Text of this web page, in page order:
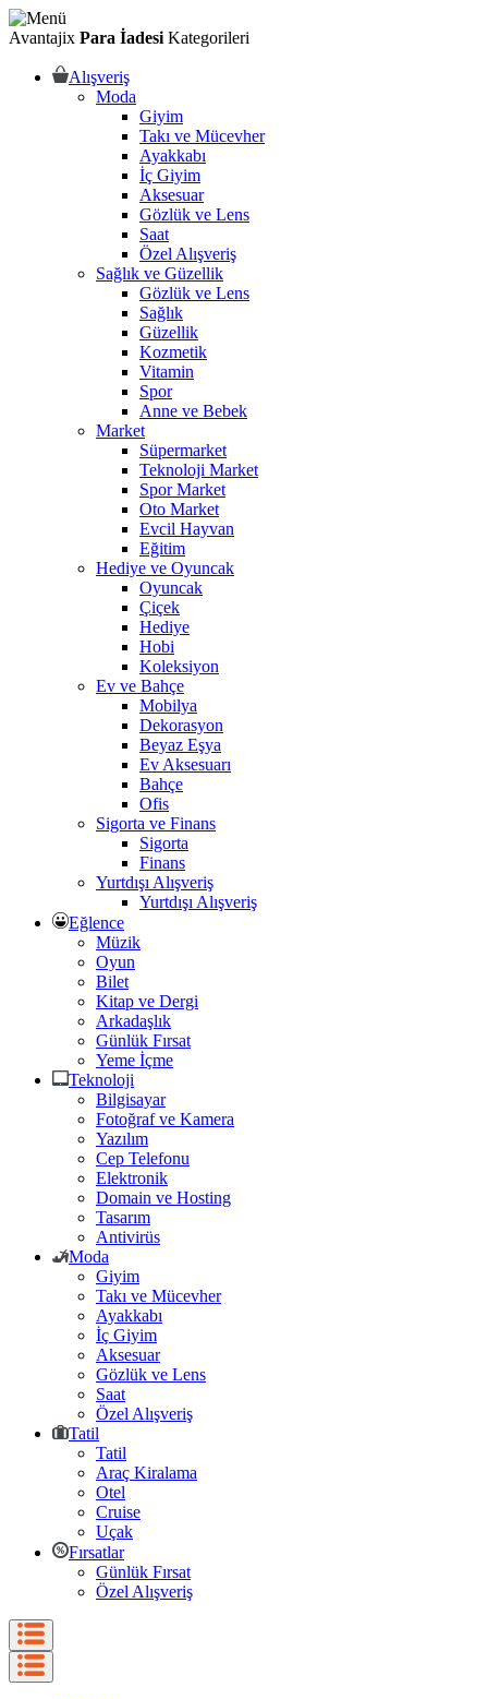
Avantajix Para İadesi Kategorileri
Alışveriş
Moda
Giyim
Takı ve Mücevher
Ayakkabı
İç Giyim
Aksesuar
Gözlük ve Lens
Saat
Özel Alışveriş
Sağlık ve Güzellik
Gözlük ve Lens
Sağlık
Güzellik
Kozmetik
Vitamin
Spor
Anne ve Bebek
Market
Süpermarket
Teknoloji Market
Spor Market
Oto Market
Evcil Hayvan
Eğitim
Hediye ve Oyuncak
Oyuncak
Çiçek
Hediye
Hobi
Koleksiyon
Ev ve Bahçe
Mobilya
Dekorasyon
Beyaz Eşya
Ev Aksesuarı
Bahçe
Ofis
Sigorta ve Finans
Sigorta
Finans
Yurtdışı Alışveriş
Yurtdışı Alışveriş
Eğlence
Müzik
Oyun
Bilet
Kitap ve Dergi
Arkadaşlık
Günlük Fırsat
Yeme İçme
Teknoloji
Bilgisayar
Fotoğraf ve Kamera
Yazılım
Cep Telefonu
Elektronik
Domain ve Hosting
Tasarım
Antivirüs
Moda
Giyim
Takı ve Mücevher
Ayakkabı
İç Giyim
Aksesuar
Gözlük ve Lens
Saat
Özel Alışveriş
Tatil
Tatil
Araç Kiralama
Otel
Cruise
Uçak
Fırsatlar
Günlük Fırsat
Özel Alışveriş